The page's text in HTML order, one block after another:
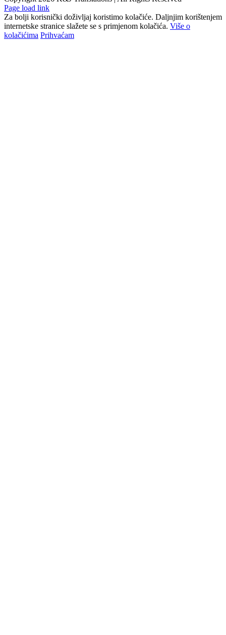
Page load link
Za bolji korisnički doživljaj koristimo kolačiće. Daljnjim korištenjem
internetske stranice slažete se s primjenom kolačića. Više o
kolačićima Prihvaćam